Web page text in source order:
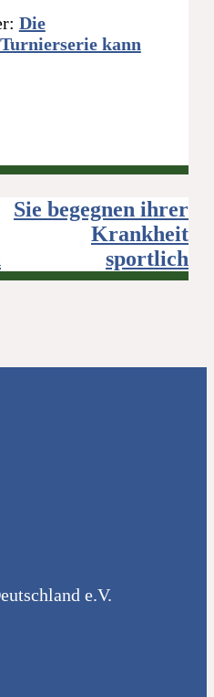
Die
kann
Sie begegnen ihrer
Krankheit
sportlich
e.V.